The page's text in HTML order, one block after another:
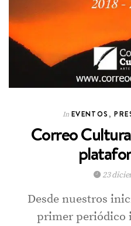
In EVENTOS,
Correo
23
Desde nuestros
primer periódico